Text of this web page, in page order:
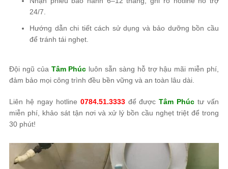
24/7.
Hướng dẫn chi tiết cách sử dụng và bảo dưỡng bồn cầu
để tránh tái nghẹt.
Đội ngũ của Tâm Phúc luôn sẵn sàng hỗ trợ hậu mãi miễn phí,
đảm bảo mọi công trình đều bền vững và an toàn lâu dài.
Liên hệ ngay hotline 0784.51.3333để đượcTâm Phúc tư vấn
miễn phí, khảo sát tận nơi và xử lý bồn cầu nghẹt triệt để trong
30 phút!